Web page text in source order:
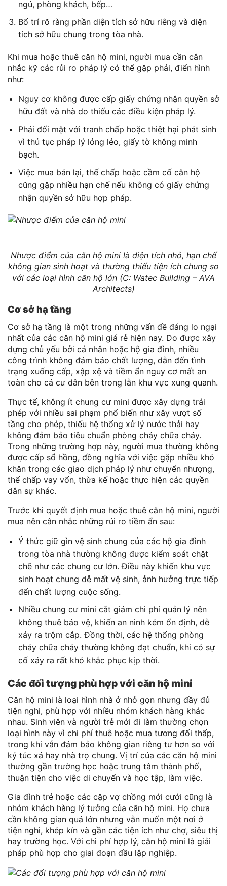
ngủ, phòng khách, bếp…
Bố trí rõ ràng phần diện tích sở hữu riêng và diện
tích sở hữu chung trong tòa nhà.
Khi mua hoặc thuê căn hộ mini, người mua cần cân
nhắc kỹ các rủi ro pháp lý có thể gặp phải, điển hình
như:
Nguy cơ không được cấp giấy chứng nhận quyền sở
hữu đất và nhà do thiếu các điều kiện pháp lý.
Phải đối mặt với tranh chấp hoặc thiệt hại phát sinh
vì thủ tục pháp lý lỏng lẻo, giấy tờ không minh
bạch.
Việc mua bán lại, thế chấp hoặc cầm cố căn hộ
cũng gặp nhiều hạn chế nếu không có giấy chứng
nhận quyền sở hữu hợp pháp.
Nhược điểm của căn hộ mini là diện tích nhỏ, hạn chế
không gian sinh hoạt và thường thiếu tiện ích chung so
với các loại hình căn hộ lớn (C: Watec Building – AVA
Architects)
Cơ sở hạ tầng
Cơ sở hạ tầng là một trong những vấn đề đáng lo ngại
nhất của các căn hộ mini giá rẻ hiện nay. Do được xây
dựng chủ yếu bởi cá nhân hoặc hộ gia đình, nhiều
công trình không đảm bảo chất lượng, dẫn đến tình
trạng xuống cấp, xập xệ và tiềm ẩn nguy cơ mất an
toàn cho cả cư dân bên trong lẫn khu vực xung quanh.
Thực tế, không ít chung cư mini được xây dựng trái
phép với nhiều sai phạm phổ biến như xây vượt số
tầng cho phép, thiếu hệ thống xử lý nước thải hay
không đảm bảo tiêu chuẩn phòng cháy chữa cháy.
Trong những trường hợp này, người mua thường không
được cấp sổ hồng, đồng nghĩa với việc gặp nhiều khó
khăn trong các giao dịch pháp lý như chuyển nhượng,
thế chấp vay vốn, thừa kế hoặc thực hiện các quyền
dân sự khác.
Trước khi quyết định mua hoặc thuê căn hộ mini, người
mua nên cân nhắc những rủi ro tiềm ẩn sau:
Ý thức giữ gìn vệ sinh chung của các hộ gia đình
trong tòa nhà thường không được kiểm soát chặt
chẽ như các chung cư lớn. Điều này khiến khu vực
sinh hoạt chung dễ mất vệ sinh, ảnh hưởng trực tiếp
đến chất lượng cuộc sống.
Nhiều chung cư mini cắt giảm chi phí quản lý nên
không thuê bảo vệ, khiến an ninh kém ổn định, dễ
xảy ra trộm cắp. Đồng thời, các hệ thống phòng
cháy chữa cháy thường không đạt chuẩn, khi có sự
cố xảy ra rất khó khắc phục kịp thời.
Các đối tượng phù hợp với căn hộ mini
Căn hộ mini là loại hình nhà ở nhỏ gọn nhưng đầy đủ
tiện nghi, phù hợp với nhiều nhóm khách hàng khác
nhau. Sinh viên và người trẻ mới đi làm thường chọn
loại hình này vì chi phí thuê hoặc mua tương đối thấp,
trong khi vẫn đảm bảo không gian riêng tư hơn so với
ký túc xá hay nhà trọ chung. Vị trí của các căn hộ mini
thường gần trường học hoặc trung tâm thành phố,
thuận tiện cho việc di chuyển và học tập, làm việc.
Gia đình trẻ hoặc các cặp vợ chồng mới cưới cũng là
nhóm khách hàng lý tưởng của căn hộ mini. Họ chưa
cần không gian quá lớn nhưng vẫn muốn một nơi ở
tiện nghi, khép kín và gần các tiện ích như chợ, siêu thị
hay trường học. Với chi phí hợp lý, căn hộ mini là giải
pháp phù hợp cho giai đoạn đầu lập nghiệp.